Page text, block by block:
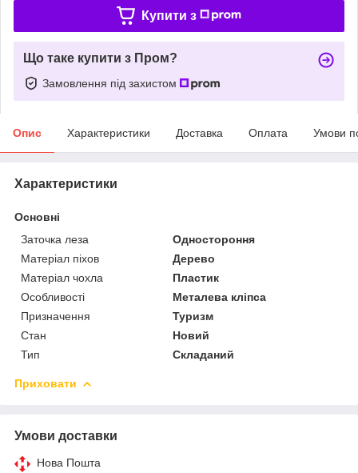
Купити з
Що таке купити з Пром?
Замовлення під захистом
Опис Характеристики Доставка Оплата Умови
Характеристики
Основні
Заточка леза
Одностороння
Матеріал піхов
Дерево
Матеріал чохла
Пластик
Особливості
Металева кліпса
Призначення
Туризм
Стан
Новий
Тип
Складаний
Приховати
Умови доставки
Нова Пошта